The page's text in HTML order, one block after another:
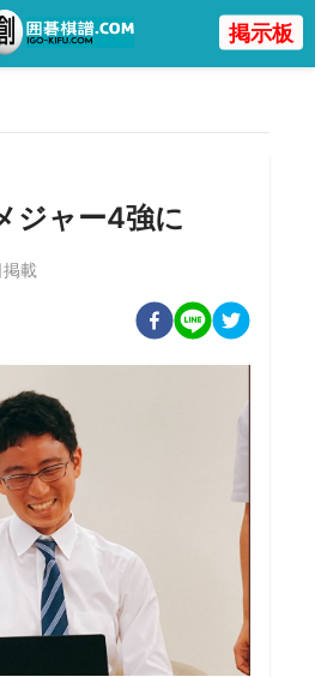
掲示板
ジャー4強に
載